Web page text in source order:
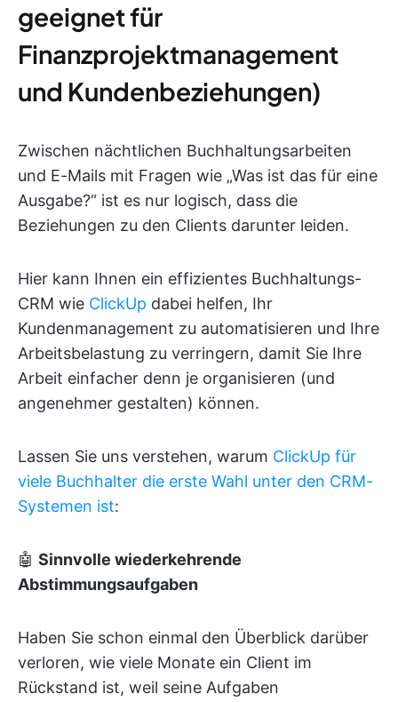
geeignet für
Finanzprojektmanagement
und Kundenbeziehungen)
Zwischen nächtlichen Buchhaltungsarbeiten
und E-Mails mit Fragen wie „Was ist das für eine
Ausgabe?“ ist es nur logisch, dass die
Beziehungen zu den Clients darunter leiden.
Hier kann Ihnen ein effizientes Buchhaltungs-
CRM wie ClickUp dabei helfen, Ihr
Kundenmanagement zu automatisieren und Ihre
Arbeitsbelastung zu verringern, damit Sie Ihre
Arbeit einfacher denn je organisieren (und
angenehmer gestalten) können.
Lassen Sie uns verstehen, warum ClickUp für
viele Buchhalter die erste Wahl unter den CRM-
Systemen ist:
🤖 Sinnvolle wiederkehrende
Abstimmungsaufgaben
Haben Sie schon einmal den Überblick darüber
verloren, wie viele Monate ein Client im
Rückstand ist, weil seine Aufgaben